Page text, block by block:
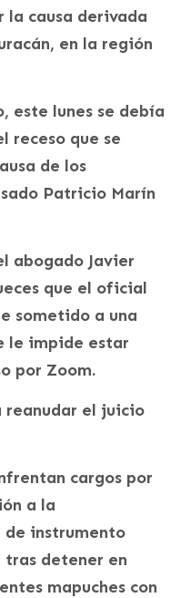
la causa derivada
en la región
este lunes se debía
receso que se
de los
Patricio Marín
abogado Javier
que el oficial
sometido a una
le impide estar
por Zoom.
reanudar el juicio
cargos por
a la
instrumento
detener en
mapuches con